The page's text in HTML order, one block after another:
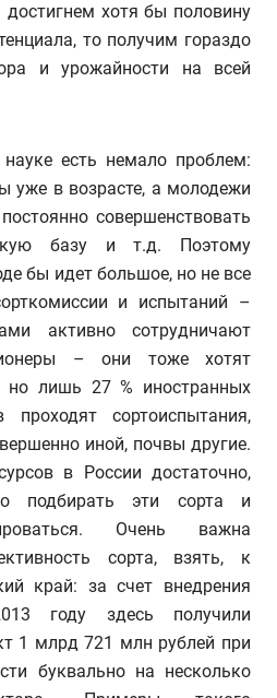
хотя бы половину
то получим гораздо
и урожайности на всей
есть немало проблем:
уже в возрасте, а молодежи
совершенствовать
базу и т.д. Поэтому
бы идет большое, но не все
и испытаний –
активно сотрудничают
– они тоже хотят
но лишь 27 % иностранных
сортоиспытания,
иной, почвы другие.
в России достаточно,
подбирать эти сорта и
Очень важна
сорта, взять, к
край: за счет внедрения
году здесь получили
1 млрд 721 млн рублей при
буквально на несколько